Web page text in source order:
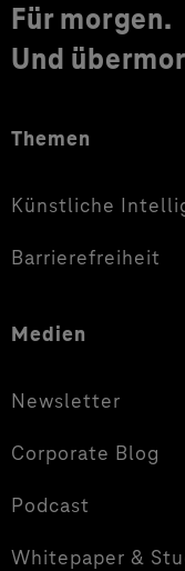
Für morgen.
Und
Themen
Künstliche
Barrierefreiheit
Medien
Newsletter
Corporate Blog
Podcast
Whitepaper &